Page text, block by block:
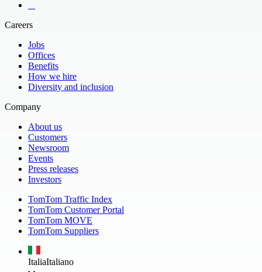
Careers
Jobs
Offices
Benefits
How we hire
Diversity and inclusion
Company
About us
Customers
Newsroom
Events
Press releases
Investors
TomTom Traffic Index
TomTom Customer Portal
TomTom MOVE
TomTom Suppliers
ItaliaItaliano